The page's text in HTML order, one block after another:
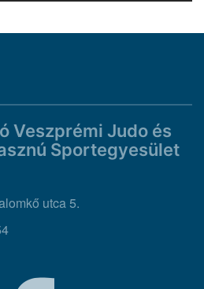
Veszprémi Judo és
Sportegyesület
utca 5.